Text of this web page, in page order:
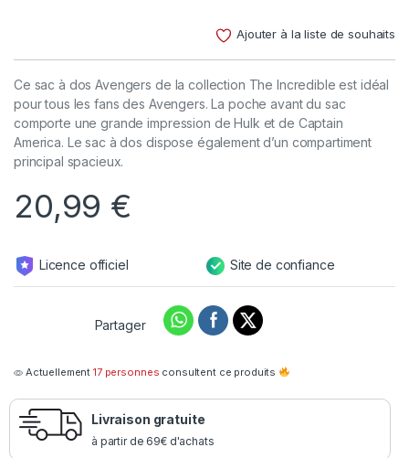
client
Ajouter à la liste de souhaits
Ce sac à dos Avengers de la collection The Incredible est idéal
pour tous les fans des Avengers. La poche avant du sac
comporte une grande impression de Hulk et de Captain
America. Le sac à dos dispose également d’un compartiment
principal spacieux.
20,99 €
Licence officiel Site de confiance
Partager
Actuellement17 personnes consultent ce produits
Livraison gratuite
à partir de 69€ d'achats